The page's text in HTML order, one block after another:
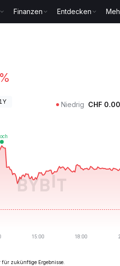
Finanzen Entdecken
Niedrig CHF
zukünftige Ergebnisse.